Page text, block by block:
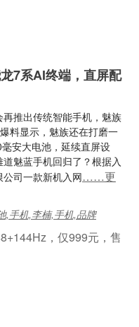
7系AI终端，直屏配
推出传统智能手机，魅族
料显示，魅族还在打磨一
安大电池，延续直屏设
魅蓝手机回归了？根据入
司一款新机入网……更
,手机,李楠,手机,品牌